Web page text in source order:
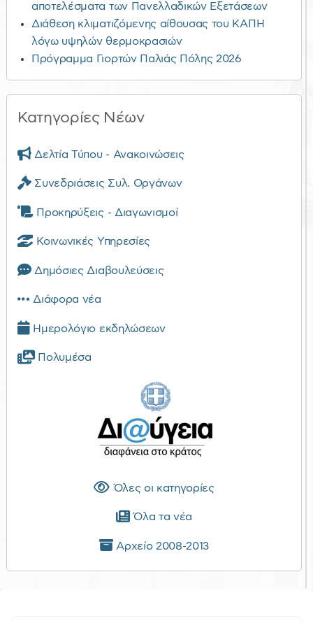
αποτελέσματα των Πανελλαδικών Εξετάσεων
Διάθεση κλιματιζόμενης αίθουσας του ΚΑΠΗ
λόγω υψηλών θερμοκρασιών
Πρόγραμμα Γιορτών Παλιάς Πόλης 2026
Κατηγορίες Νέων
Δελτία Τύπου - Ανακοινώσεις
Συνεδριάσεις Συλ. Οργάνων
Προκηρύξεις - Διαγωνισμοί
Κοινωνικές Υπηρεσίες
Δημόσιες Διαβουλεύσεις
Διάφορα νέα
Ημερολόγιο εκδηλώσεων
Πολυμέσα
Όλες οι κατηγορίες
Όλα τα νέα
Αρχείο 2008-2013